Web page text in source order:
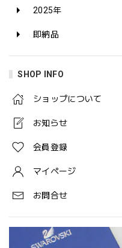
2025年
即納品
SHOP INFO
ショップについて
お知らせ
会員登録
マイページ
お問合せ